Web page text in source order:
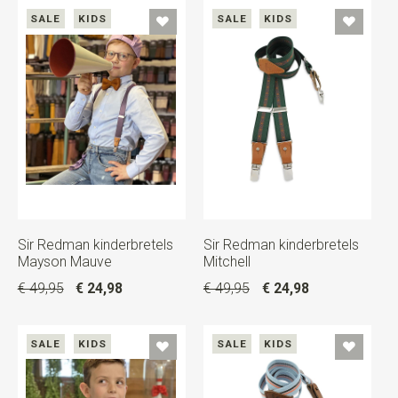
SALE KIDS
Sir Redman kinderbretels
Mayson Mauve
€ 49,95
€ 24,98
SALE KIDS
Sir Redman kinderbretels
Mitchell
€ 49,95
€ 24,98
SALE KIDS SALE KIDS